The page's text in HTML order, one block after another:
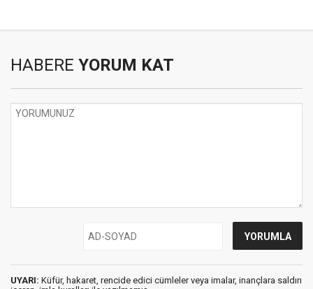
HABERE YORUM KAT
UYARI: Küfür, hakaret, rencide edici cümleler veya imalar, inançlara saldırı